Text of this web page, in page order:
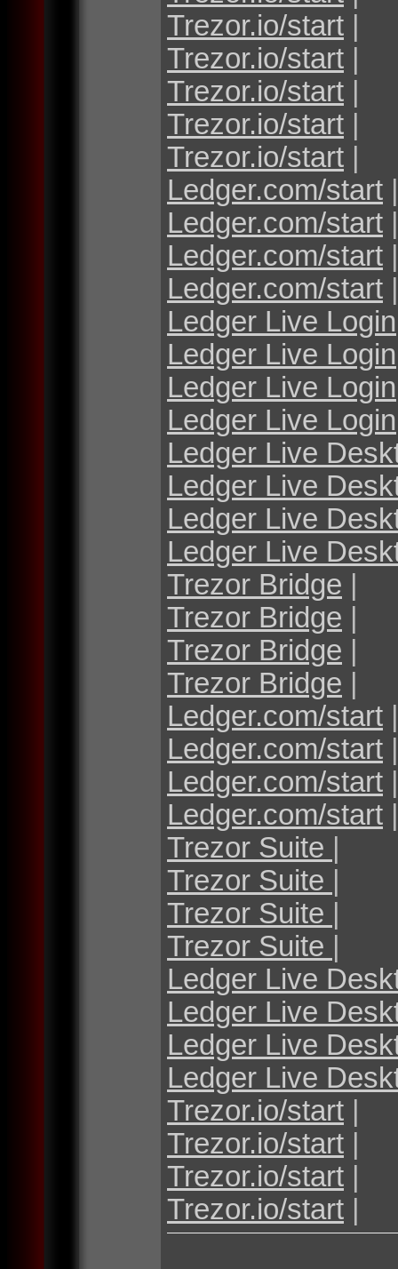
Trezor.io/start |
Trezor.io/start |
Trezor.io/start |
Trezor.io/start |
Trezor.io/start |
Ledger.com/start |
Ledger.com/start |
Ledger.com/start |
Ledger.com/start |
Ledger Live Login
Ledger Live Login
Ledger Live Login
Ledger Live Login
Ledger Live
Ledger Live
Ledger Live
Ledger Live
Trezor Bridge |
Trezor Bridge |
Trezor Bridge |
Trezor Bridge |
Ledger.com/start |
Ledger.com/start |
Ledger.com/start |
Ledger.com/start |
Trezor Suite |
Trezor Suite |
Trezor Suite |
Trezor Suite |
Ledger Live
Ledger Live
Ledger Live
Ledger Live
Trezor.io/start |
Trezor.io/start |
Trezor.io/start |
Trezor.io/start |